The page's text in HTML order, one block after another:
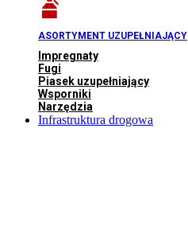
ASORTYMENT UZUPEŁNIAJĄCY
Impregnaty
Fugi
Piasek uzupełniający
Wsporniki
Narzędzia
Infrastruktura drogowa